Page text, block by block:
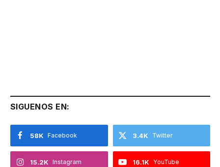
SIGUENOS EN:
Facebook
58K Twitter
3.4K
Instagram
15.2K YouTube
16.1K